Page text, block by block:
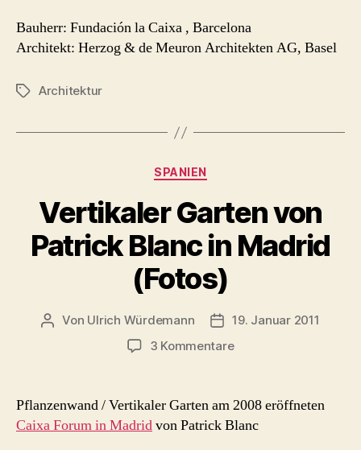
Bauherr: Fundación la Caixa , Barcelona
Architekt: Herzog & de Meuron Architekten AG, Basel
Schlagwörter
Architektur
Kategorien
SPANIEN
Vertikaler Garten von
Patrick Blanc in Madrid
(Fotos)
Beitragsautor
Von Ulrich Würdemann Beitragsdatum
19. Januar 2011
3 Kommentarezu
von
Blanc
Pflanzenwand / Vertikaler Garten am 2008 eröffneten
Caixa Forum in Madridvon Patrick Blanc